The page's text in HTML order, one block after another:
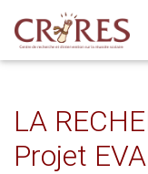
LA
Projet